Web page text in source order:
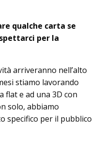
qualche carta se
per la
arriveranno nell’alto
stiamo lavorando
flat e ad una 3D con
solo, abbiamo
specifico per il pubblico